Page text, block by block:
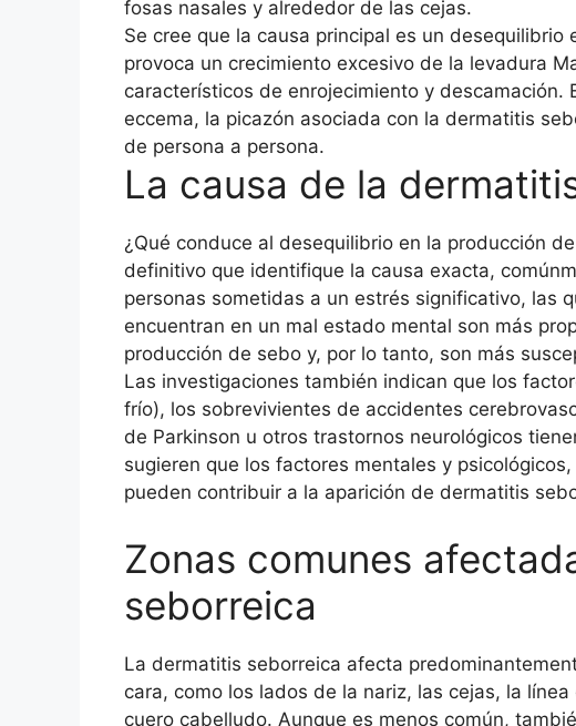
fosas nasales y alrededor de las cejas.
Se cree que la causa principal es un
provoca un crecimiento excesivo de la levadura
característicos de enrojecimiento y descamación.
eccema, la picazón asociada con la dermatitis
de persona a persona.
La causa de la
¿Qué conduce al desequilibrio en la producción
definitivo que identifique la causa exacta,
personas sometidas a un estrés significativo, las
encuentran en un mal estado mental son más
producción de sebo y, por lo tanto, son más
Las investigaciones también indican que los
frío), los sobrevivientes de accidentes
de Parkinson u otros trastornos neurológicos
sugieren que los factores mentales y
pueden contribuir a la aparición de dermatitis
Zonas comunes
seborreica
La dermatitis seborreica afecta
cara, como los lados de la nariz, las cejas, la
cuero cabelludo. Aunque es menos común,